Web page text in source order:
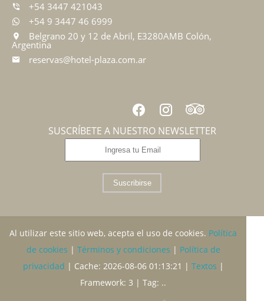
+54 3447 421043
+54 9 3447 46 6999
Belgrano 20 y 12 de Abril, E3280AMB Colón,
Argentina
reservas@hotel-plaza.com.ar
SUSCRÍBETE A NUESTRO NEWSLETTER
Suscribirse
Al utilizar este sitio web, acepta el uso de cookies. Política
de cookies | Términos y condiciones | Política de
privacidad | Cache: 2026-08-06 01:13:21 | Textos |
Framework: 3 | Tag: ..